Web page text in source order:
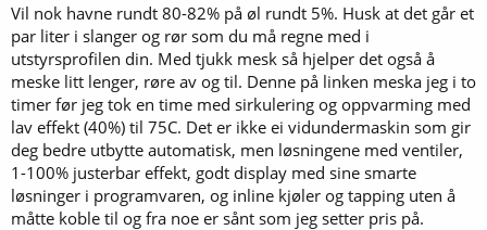
Vil nok havne rundt 80-82% på øl rundt 5%. Husk at det går et
par liter i slanger og rør som du må regne med i
utstyrsprofilen din. Med tjukk mesk så hjelper det også å
meske litt lenger, røre av og til. Denne på linken meska jeg i to
timer før jeg tok en time med sirkulering og oppvarming med
lav effekt (40%) til 75C. Det er ikke ei vidundermaskin som gir
deg bedre utbytte automatisk, men løsningene med ventiler,
1-100% justerbar effekt, godt display med sine smarte
løsninger i programvaren, og inline kjøler og tapping uten å
måtte koble til og fra noe er sånt som jeg setter pris på.